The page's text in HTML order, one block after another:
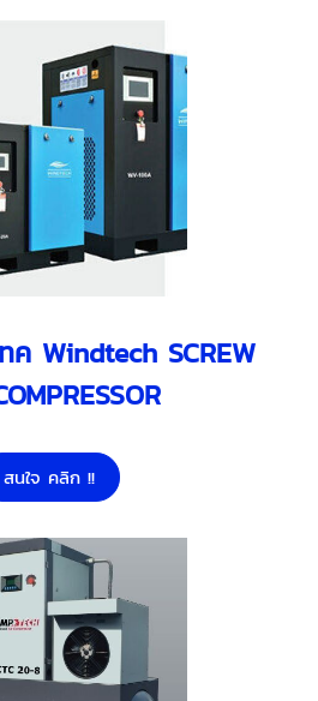
Windtech SCREW
สนใจ คลิก !!